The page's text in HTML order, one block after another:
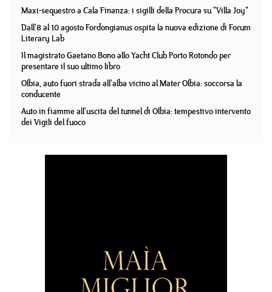
Maxi-sequestro a Cala Finanza: i sigilli della Procura su "Villa Joy"
Dall'8 al 10 agosto Fordongianus ospita la nuova edizione di Forum
Literary Lab
Il magistrato Gaetano Bono allo Yacht Club Porto Rotondo per
presentare il suo ultimo libro
Olbia, auto fuori strada all'alba vicino al Mater Olbia: soccorsa la
conducente
Auto in fiamme all'uscita del tunnel di Olbia: tempestivo intervento
dei Vigili del fuoco